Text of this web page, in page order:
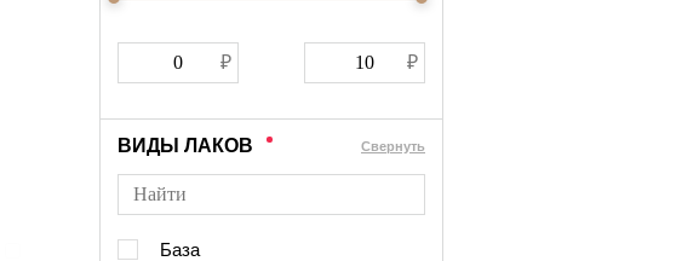
ВИДЫ ЛАКОВ Cвернуть
База